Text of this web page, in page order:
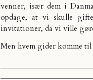
venner, især dem i
opdage, at vi skulle
invitationer, da vi ville
Men hvem gider komme til